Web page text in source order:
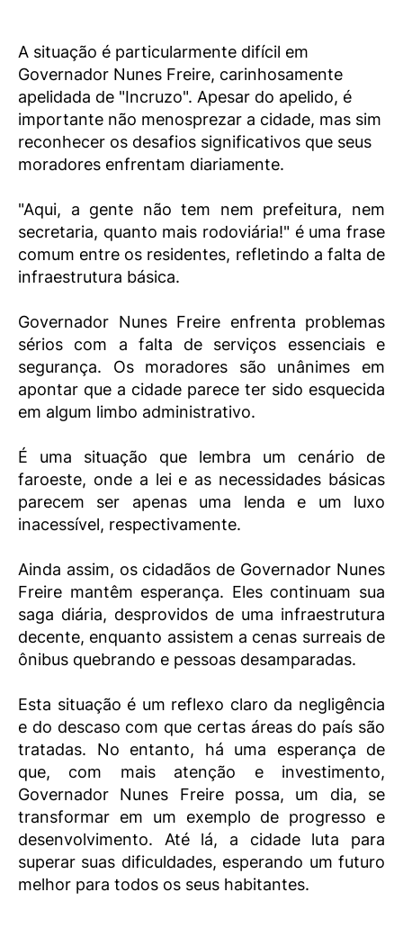
A situação é particularmente difícil em
Governador Nunes Freire, carinhosamente
apelidada de "Incruzo". Apesar do apelido, é
importante não menosprezar a cidade, mas sim
reconhecer os desafios significativos que seus
moradores enfrentam diariamente.
"Aqui, a gente não tem nem prefeitura, nem
secretaria, quanto mais rodoviária!" é uma frase
comum entre os residentes, refletindo a falta de
infraestrutura básica.
Governador Nunes Freire enfrenta problemas
sérios com a falta de serviços essenciais e
segurança. Os moradores são unânimes em
apontar que a cidade parece ter sido esquecida
em algum limbo administrativo.
É uma situação que lembra um cenário de
faroeste, onde a lei e as necessidades básicas
parecem ser apenas uma lenda e um luxo
inacessível, respectivamente.
Ainda assim, os cidadãos de Governador Nunes
Freire mantêm esperança. Eles continuam sua
saga diária, desprovidos de uma infraestrutura
decente, enquanto assistem a cenas surreais de
ônibus quebrando e pessoas desamparadas.
Esta situação é um reflexo claro da negligência
e do descaso com que certas áreas do país são
tratadas. No entanto, há uma esperança de
que, com mais atenção e investimento,
Governador Nunes Freire possa, um dia, se
transformar em um exemplo de progresso e
desenvolvimento. Até lá, a cidade luta para
superar suas dificuldades, esperando um futuro
melhor para todos os seus habitantes.